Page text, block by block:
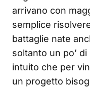
arrivano con
semplice
battaglie nate
soltanto un po’
intuito che per
un progetto